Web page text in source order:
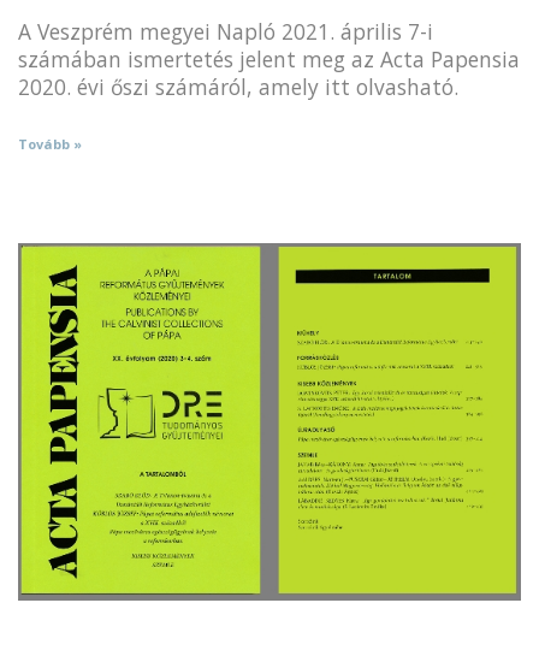
A Veszprém megyei Napló 2021. április 7-i
számában ismertetés jelent meg az Acta Papensia
2020. évi őszi számáról, amely itt olvasható.
Tovább »